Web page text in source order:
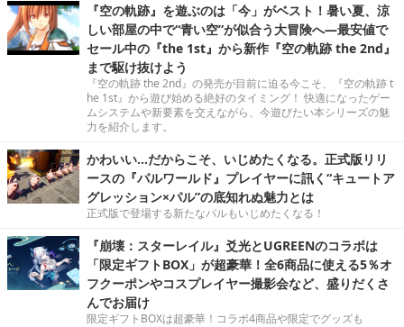
『空の軌跡』を遊ぶのは「今」がベスト！暑い夏、涼
しい部屋の中で“青い空”が似合う大冒険へ―最安値で
セール中の『the 1st』から新作『空の軌跡 the 2nd』
まで駆け抜けよう
『空の軌跡 the 2nd』の発売が目前に迫る今こそ、『空の軌跡 t
he 1st』から遊び始める絶好のタイミング！ 快適になったゲー
ムシステムや新要素を交えながら、今遊びたい本シリーズの魅
力を紹介します。
かわいい…だからこそ、いじめたくなる。正式版リリ
ースの『パルワールド』プレイヤーに訊く“キュートア
グレッション×パル”の底知れぬ魅力とは
正式版で登場する新たなパルもいじめたくなる！
『崩壊：スターレイル』爻光とUGREENのコラボは
「限定ギフトBOX」が超豪華！全6商品に使える5％オ
フクーポンやコスプレイヤー撮影会など、盛りだくさ
んでお届け
限定ギフトBOXは超豪華！コラボ4商品や限定でグッズも